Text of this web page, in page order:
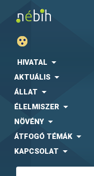
HIVATAL
AKTUÁLIS
ÁLLAT
ÉLELMISZER
NÖVÉNY
ÁTFOGÓ TÉMÁK
KAPCSOLAT